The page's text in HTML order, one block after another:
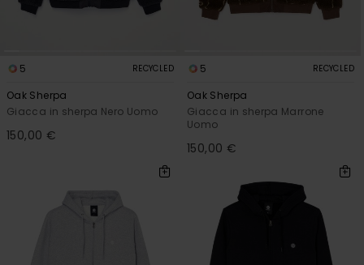
5 RECYCLED
Oak Sherpa
Giacca in sherpa Nero Uomo
150,00 €
5 RECYCLED
Oak Sherpa
Giacca in sherpa Marrone
Uomo
150,00 €